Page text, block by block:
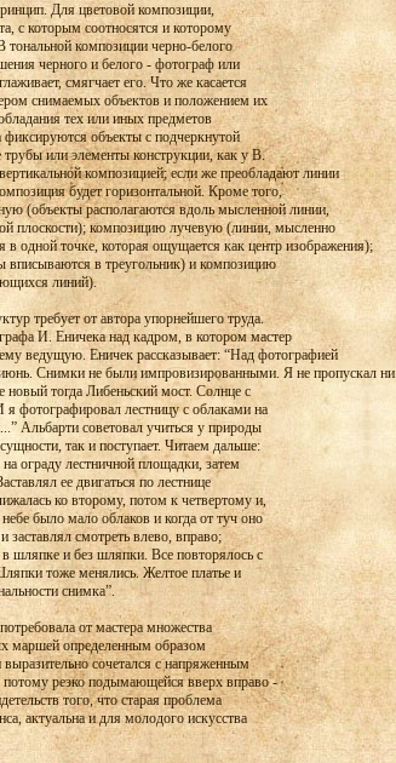
Для цветовой композиции,
с которым соотносятся и которому
тональной композиции черно-белого
черного и белого - фотограф или
смягчает его. Что же касается
снимаемых объектов и положением их
тех или иных предметов
объекты с подчеркнутой
или элементы конструкции, как у В.
композицией; если же преобладают линии
будет горизонтальной. Кроме того,
(объекты располагаются вдоль мысленной линии,
плоскости); композицию лучевую (линии, мысленно
одной точке, которая ощущается как центр изображения);
вписываются в треугольник) и композицию
линий).
требует от автора упорнейшего труда.
И. Еничека над кадром, в котором мастер
ведущую. Еничек рассказывает: “Над фотографией
июнь. Снимки не были импровизированными. Я не пропускал ни
тогда Либеньский мост. Солнце с
фотографировал лестницу с облаками на
Альбарти советовал учиться у природы
так и поступает. Читаем дальше:
ограду лестничной площадки, затем
ее двигаться по лестнице
ко второму, потом к четвертому и,
было мало облаков и когда от туч оно
смотреть влево, вправо;
шляпке и без шляпки. Все повторялось с
тоже менялись. Желтое платье и
снимка”.
от мастера множества
маршей определенным образом
сочетался с напряженным
потому резко подымающейся вверх вправо -
того, что старая проблема
актуальна и для молодого искусства